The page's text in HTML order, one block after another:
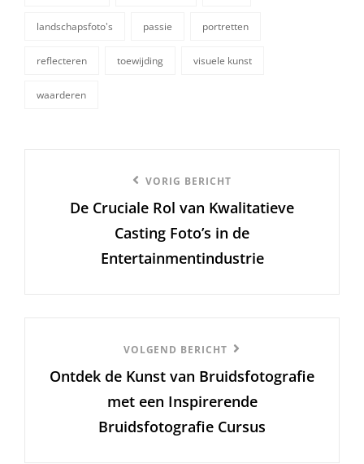
landschapsfoto's passie portretten
reflecteren toewijding visuele kunst
waarderen
bericht
VORIG BERICHT
De Cruciale Rol van Kwalitatieve
Casting Foto’s in de
Entertainmentindustrie
Bericht
VOLGEND BERICHT
Ontdek de Kunst van Bruidsfotografie
met een Inspirerende
Bruidsfotografie Cursus